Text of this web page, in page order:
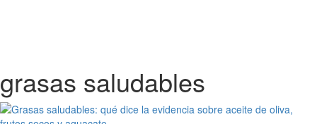
grasas saludables